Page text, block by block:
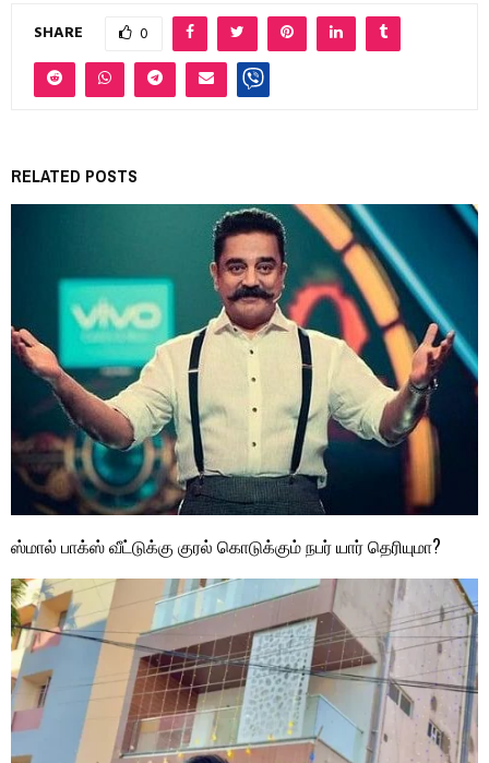
SHARE 0
RELATED POSTS
ஸ்மால் பாக்ஸ் வீட்டுக்கு குரல் கொடுக்கும் நபர் யார் தெரியுமா?